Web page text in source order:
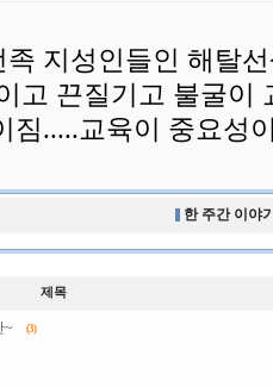
족 지성인들인 해탈
고 끈질기고 불굴이
짐.....교육이 중요성
한 주간 이야
제목
~ (3)